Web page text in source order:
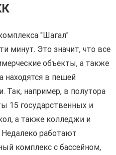
"Шагал"
минут. Это значит, что все
объекты, а также
находятся в пешей
Так, например, в полутора
15 государственных и
а также колледжи и
работают
комплекс с бассейном,